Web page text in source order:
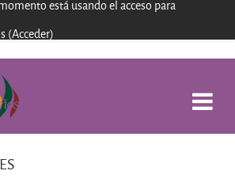
está usando el acceso para
(Acceder)